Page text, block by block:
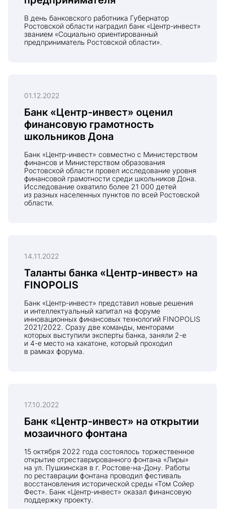
В день банковского работника Губернатор
Ростовской области наградил банк «Центр-инвест»
званием «Социально ориентированный
предприниматель Ростовской области».
01.12.2022
Банк «Центр-инвест» оценил
финансовую грамотность
школьников Дона
Банк «Центр-инвест» совместно с Министерством
финансов и Министерством образования
Ростовской области провел исследование уровня
финансовой грамотности среди школьников Дона.
Исследование охватило более 21 000 детей
из разных населенных пунктов по всей Ростовской
области.
14.11.2022
Таланты банка «Центр-инвест» на
FINOPOLIS
Банк «Центр-инвест» представил новые решения
и интеллектуальный капитал на форуме
инновационных финансовых технологий FINOPOLIS
2021/2022. Сразу две команды, менторами
которых выступили эксперты банка, заняли 2-е
и 4-е место на хакатоне, который проходил
в рамках форума.
17.10.2022
Банк «Центр-инвест» на открытии
мозаичного фонтана
15 октября 2022 года состоялось торжественное
открытие отреставрированного фонтана «Лиры»
на ул. Пушкинская в г. Ростове-на-Дону. Работы
по реставрации фонтана проводил фестиваль
восстановления исторической среды «Том Сойер
Фест». Банк «Центр-инвест» оказал финансовую
поддержку проекту.